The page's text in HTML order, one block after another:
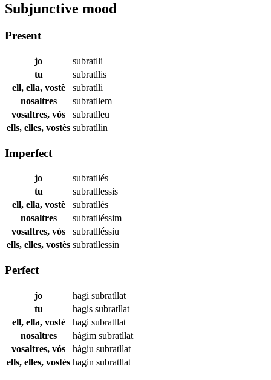
Subjunctive mood
Present
jo
subratlli
tu
subratllis
ell, ella, vostè
subratlli
nosaltres
subratllem
vosaltres, vós
subratlleu
ells, elles, vostès subratllin
Imperfect
jo
subratllés
tu
subratllessis
ell, ella, vostè
subratllés
nosaltres
subratlléssim
vosaltres, vós
subratlléssiu
ells, elles, vostès subratllessin
Perfect
jo hagi subratllat
tu
hagis subratllat
ell, ella, vostè
hagi subratllat
nosaltres
hàgim subratllat
vosaltres, vós
hàgiu subratllat
ells, elles, vostès hagin subratllat